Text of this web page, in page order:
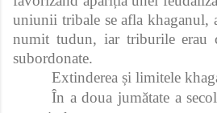
uniunii tribale se afla khaganul,
numit tudun, iar triburile erau
subordonate.
Extinderea și limitele
În a doua jumătate a